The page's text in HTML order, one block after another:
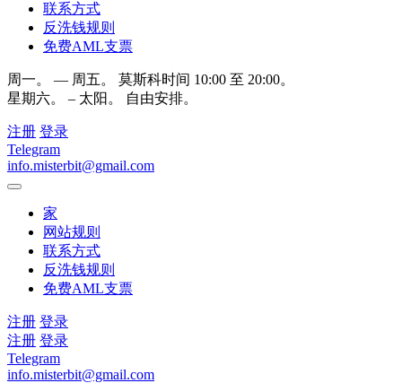
联系方式
反洗钱规则
免费AML支票
周一。 — 周五。 莫斯科时间 10:00 至 20:00。
星期六。 – 太阳。 自由安排。
注册 登录
Telegram
info.misterbit@gmail.com
家
网站规则
联系方式
反洗钱规则
免费AML支票
注册 登录
注册 登录
Telegram
info.misterbit@gmail.com